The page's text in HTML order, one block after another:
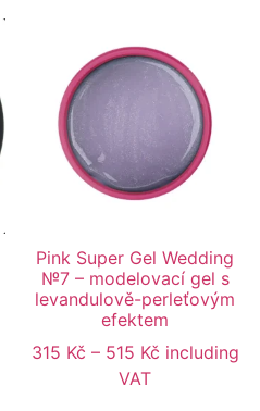
Pink Super Gel Wedding
№7 – modelovací gel s
levandulově-perleťovým
efektem
315 Kč – 515 Kč including
VAT